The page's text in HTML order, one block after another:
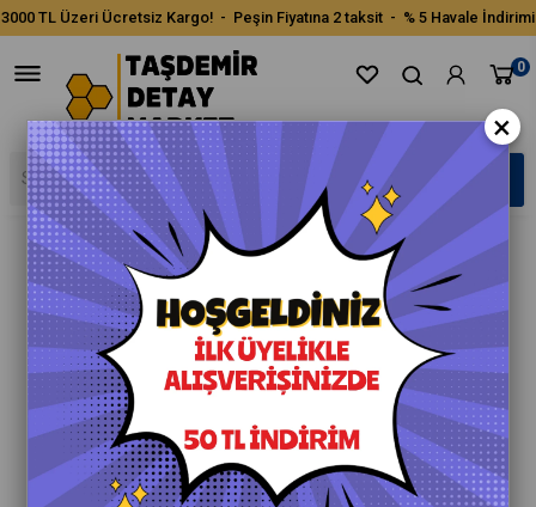
3000 TL Üzeri Ücretsiz Kargo! - Peşin Fiyatına 2 taksit - % 5 Havale İndirimi
0
×